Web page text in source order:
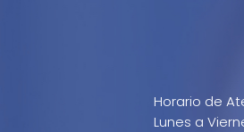
Horario de
Lunes a